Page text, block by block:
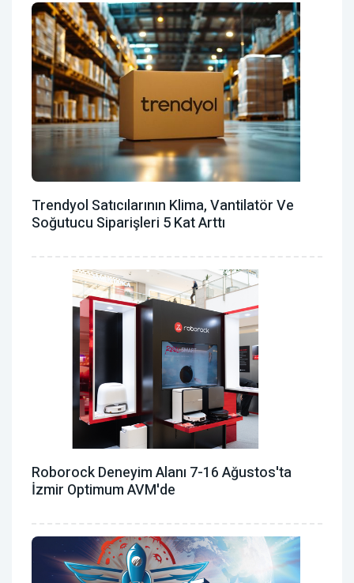
Trendyol Satıcılarının Klima, Vantilatör ‎ve
Soğutucu Siparişleri 5 Kat Arttı
Roborock Deneyim Alanı 7-16 Ağustos'ta
İzmir Optimum AVM'de